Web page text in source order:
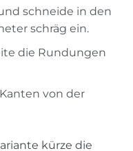
schneide in den
schräg ein.
die Rundungen
von der
kürze die